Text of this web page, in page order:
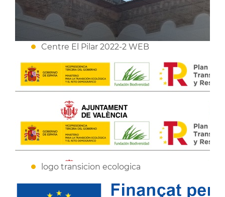
Centre El Pilar 2022-2 WEB
logo transicion ecologica